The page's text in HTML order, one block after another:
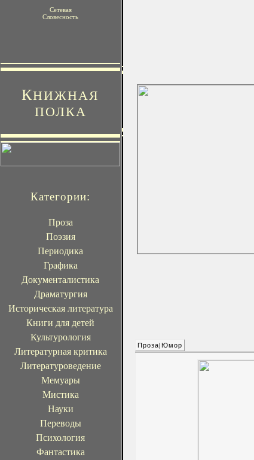
Сетевая
Словесность
КНИЖНАЯ
ПОЛКА
Категории:
Проза
Поэзия
Периодика
Графика
Документалистика
Драматургия
Историческая литература
Книги для детей
Культурология
Литературная критика
Литературоведение
Мемуары
Мистика
Науки
Переводы
Психология
Фантастика
Проза|Юмор